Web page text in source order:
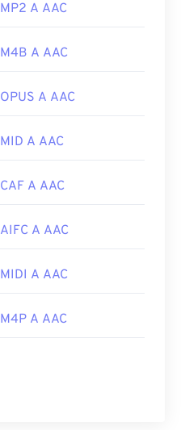
MP2 A AAC
M4B A AAC
OPUS A AAC
MID A AAC
CAF A AAC
AIFC A AAC
MIDI A AAC
M4P A AAC